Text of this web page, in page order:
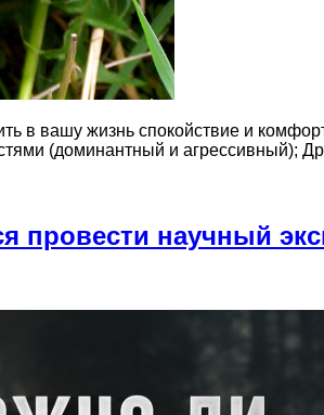
в вашу жизнь спокойствие и
(доминантный и
провести научный